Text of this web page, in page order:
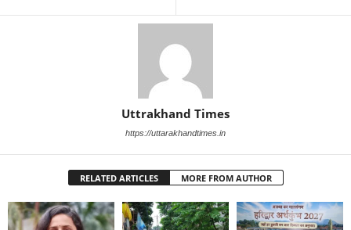
Uttrakhand Times
https://uttarakhandtimes.in
RELATED ARTICLES MORE FROM AUTHOR